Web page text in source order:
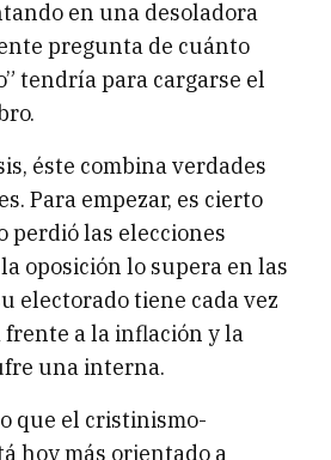
en una desoladora
pregunta de cuánto
tendría para cargarse el
éste combina verdades
Para empezar, es cierto
perdió las elecciones
oposición lo supera en las
electorado tiene cada vez
frente a la inflación y la
una interna.
que el cristinismo-
hoy más orientado a